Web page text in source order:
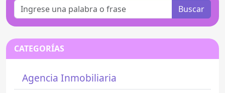
Buscar
CATEGORÍAS
Agencia Inmobiliaria